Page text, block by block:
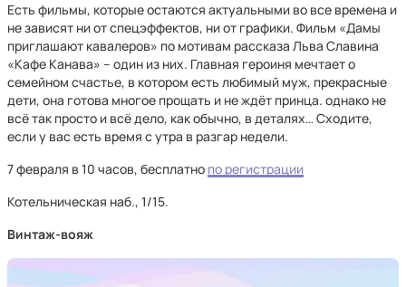
Есть фильмы, которые остаются актуальными во все времена и
не зависят ни от спецэффектов, ни от графики. Фильм «Дамы
приглашают кавалеров» по мотивам рассказа Льва Славина
«Кафе Канава» – один из них. Главная героиня мечтает о
семейном счастье, в котором есть любимый муж, прекрасные
дети, она готова многое прощать и не ждёт принца. однако не
всё так просто и всё дело, как обычно, в деталях… Сходите,
если у вас есть время с утра в разгар недели.
7 февраля в 10 часов, бесплатно по регистрации
Котельническая наб., 1/15.
Винтаж-вояж